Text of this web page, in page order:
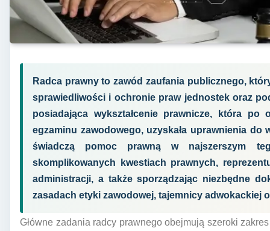
Radca prawny to zawód zaufania publicznego,
sprawiedliwości i ochronie praw jednostek oraz
posiadająca wykształcenie prawnicze, która
egzaminu zawodowego, uzyskała uprawnienia do
świadczą pomoc prawną w najszerszym
skomplikowanych kwestiach prawnych,
administracji, a także sporządzając niezbędne
zasadach etyki zawodowej, tajemnicy adwokackiej
Główne zadania radcy prawnego obejmują szeroki